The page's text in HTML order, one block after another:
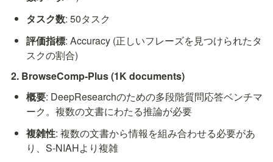
タスク数: 50タスク
評価指標: Accuracy (正しいフレーズを見つけられたタ
スクの割合)
2. BrowseComp-Plus (1K documents)
概要: DeepResearchのための多段階質問応答ベンチマ
ーク。複数の文書にわたる推論が必要
複雑性: 複数の文書から情報を組み合わせる必要があ
り、S-NIAHより複雑